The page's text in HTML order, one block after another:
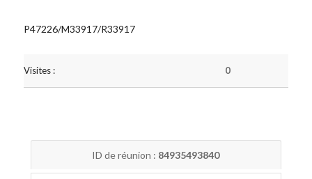
P47226/M33917/R33917
Visites : 0
ID de réunion : 84935493840